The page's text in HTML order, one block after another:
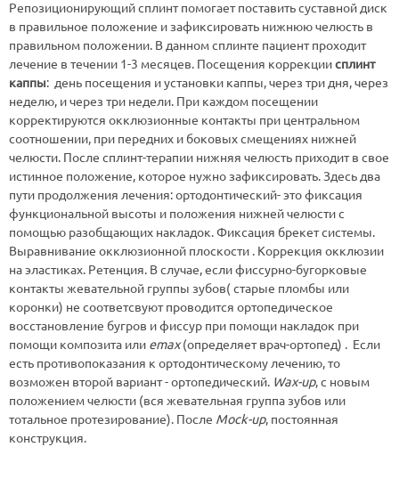
Репозиционирующий сплинт помогает поставить суставной диск
в правильное положение и зафиксировать нижнюю челюсть в
правильном положении. В данном сплинте пациент проходит
лечение в течении 1-3 месяцев. Посещения коррекциисплинт
каппы: день посещения и установки каппы, через три дня, через
неделю, и через три недели. При каждом посещении
корректируются окклюзионные контакты при центральном
соотношении, при передних и боковых смещениях нижней
челюсти. После сплинт-терапии нижняя челюсть приходит в свое
истинное положение, которое нужно зафиксировать. Здесь два
пути продолжения лечения: ортодонтический- это фиксация
функциональной высоты и положения нижней челюсти с
помощью разобщающих накладок. Фиксация брекет системы.
Выравнивание окклюзионной плоскости . Коррекция окклюзии
на эластиках. Ретенция. В случае, если фиссурно-бугорковые
контакты жевательной группы зубов( старые пломбы или
коронки) не соответсвуют проводится ортопедическое
восстановление бугров и фиссур при помощи накладок при
помощи композита или emax(определяет врач-ортопед) . Если
есть противопоказания к ортодонтическому лечению, то
возможен второй вариант - ортопедический. Wax-up, с новым
положением челюсти (вся жевательная группа зубов или
тотальное протезирование). После Mock-up, постоянная
конструкция.